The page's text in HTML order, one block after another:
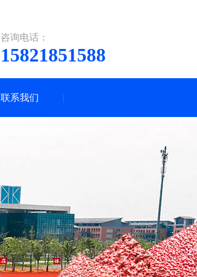
咨询电话：
15821851588
联系我们